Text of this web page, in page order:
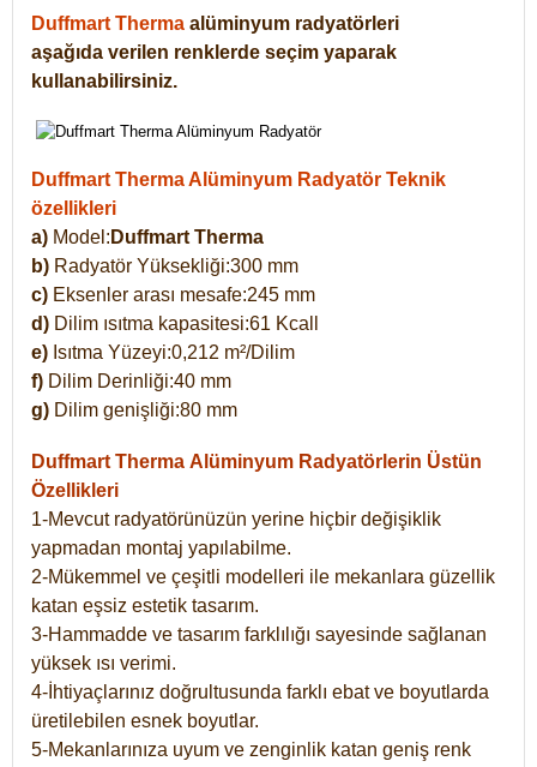
Duffmart Therma alüminyum radyatörleri
aşağıda verilen renklerde seçim yaparak
kullanabilirsiniz.
Duffmart Therma Alüminyum Radyatör Teknik
özellikleri
a) Model: Duffmart Therma
b) Radyatör Yüksekliği:300 mm
c) Eksenler arası mesafe:245 mm
d) Dilim ısıtma kapasitesi:61 Kcall
e) Isıtma Yüzeyi:0,212 m²/Dilim
f) Dilim Derinliği:40 mm
g) Dilim genişliği:80 mm
Duffmart Therma Alüminyum Radyatörlerin Üstün
Özellikleri
1-Mevcut radyatörünüzün yerine hiçbir değişiklik
yapmadan montaj yapılabilme.
2-Mükemmel ve çeşitli modelleri ile mekanlara güzellik
katan eşsiz estetik tasarım.
3-Hammadde ve tasarım farklılığı sayesinde sağlanan
yüksek ısı verimi.
4-İhtiyaçlarınız doğrultusunda farklı ebat ve boyutlarda
üretilebilen esnek boyutlar.
5-Mekanlarınıza uyum ve zenginlik katan geniş renk